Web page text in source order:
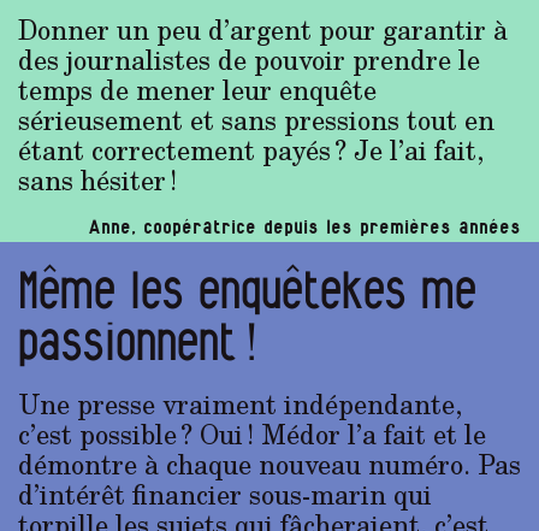
Donner un peu d’argent pour garantir à
des journalistes de pouvoir prendre le
temps de mener leur enquête
sérieusement et sans pressions tout en
étant correctement payés ? Je l’ai fait,
sans hésiter !
Anne, coopératrice depuis les premières années
Même les enquêtekes me
passionnent !
Une presse vraiment indépendante,
c’est possible ? Oui ! Médor l’a fait et le
démontre à chaque nouveau numéro. Pas
d’intérêt financier sous-marin qui